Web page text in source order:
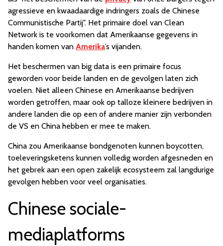
agressieve en kwaadaardige indringers zoals de Chinese
Communistische Partij". Het primaire doel van Clean
Network is te voorkomen dat Amerikaanse gegevens in
handen komen van Amerika’s vijanden.
Het beschermen van big data is een primaire focus
geworden voor beide landen en de gevolgen laten zich
voelen. Niet alleen Chinese en Amerikaanse bedrijven
worden getroffen, maar ook op talloze kleinere bedrijven in
andere landen die op een of andere manier zijn verbonden
de VS en China hebben er mee te maken.
China zou Amerikaanse bondgenoten kunnen boycotten,
toeleveringsketens kunnen volledig worden afgesneden en
het gebrek aan een open zakelijk ecosysteem zal langdurige
gevolgen hebben voor veel organisaties.
Chinese sociale-
mediaplatforms